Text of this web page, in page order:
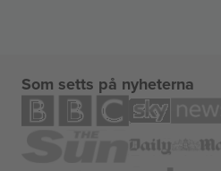
Som setts på nyheterna